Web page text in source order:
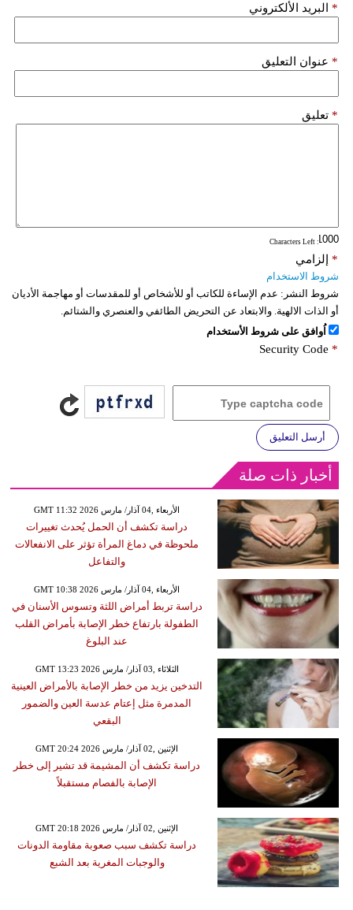
البريد الألكتروني *
عنوان التعليق *
تعليق *
: Characters Left
إلزامي *
شروط الاستخدام
شروط النشر: عدم الإساءة للكاتب أو للأشخاص أو للمقدسات أو مهاجمة الأديان
أو الذات الالهية. والابتعاد عن التحريض الطائفي والعنصري والشتائم.
اُوافق على شروط الأستخدام
Security Code *
أرسل التعليق
أخبار ذات صلة
GMT 11:32 2026 الأربعاء ,04 آذار/ مارس
دراسة تكشف أن الحمل يُحدث تغييرات
ملحوظة في دماغ المرأة تؤثر على الانفعالات
والتفاعل
GMT 10:38 2026 الأربعاء ,04 آذار/ مارس
دراسة تربط أمراض اللثة وتسوس الأسنان في
الطفولة بارتفاع خطر الإصابة بأمراض القلب
عند البلوغ
GMT 13:23 2026 الثلاثاء ,03 آذار/ مارس
التدخين يزيد من خطر الإصابة بالأمراض العينية
المدمرة مثل إعتام عدسة العين والضمور
البقعي
GMT 20:24 2026 الإثنين ,02 آذار/ مارس
دراسة تكشف أن المشيمة قد تشير إلى خطر
الإصابة بالفصام مستقبلاً
GMT 20:18 2026 الإثنين ,02 آذار/ مارس
دراسة تكشف سبب صعوبة مقاومة الدونات
والوجبات المغرية بعد الشبع